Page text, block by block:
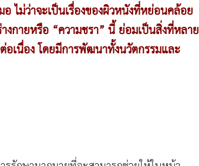
ไม่ว่าจะเป็นเรื่องของผิวหนังที่หย่อนคล้อย
งกายหรือ “ความชรา” นี้ ย่อมเป็นสิ่งที่หลาย
อเนื่อง โดยมีการพัฒนาทั้งนวัตกรรมและ